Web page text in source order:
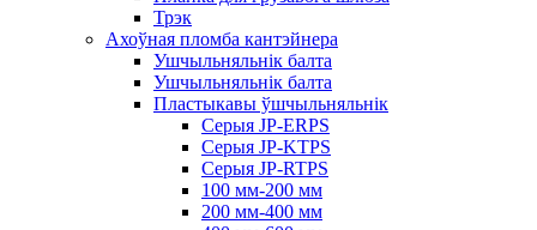
Трэк
Ахоўная пломба кантэйнера
Ушчыльняльнік балта
Ушчыльняльнік балта
Пластыкавы ўшчыльняльнік
Серыя JP-ERPS
Серыя JP-KTPS
Серыя JP-RTPS
100 мм-200 мм
200 мм-400 мм